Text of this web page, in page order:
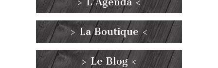
> La Boutique <
> Le Blog <